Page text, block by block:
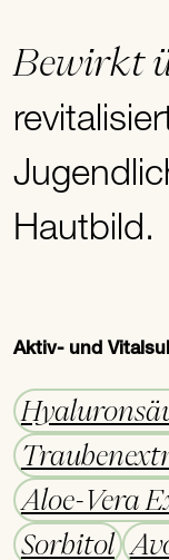
Bewirkt
Hautbild.
Aktiv- und
Aloe-Vera
Sorbitol